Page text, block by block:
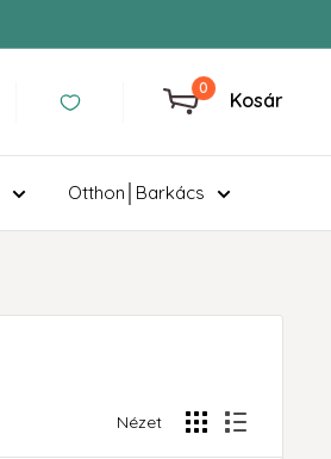
0
Kosár
Otthon│Barkács
Nézet